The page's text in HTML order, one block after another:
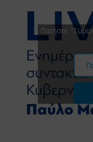
Πατήστε